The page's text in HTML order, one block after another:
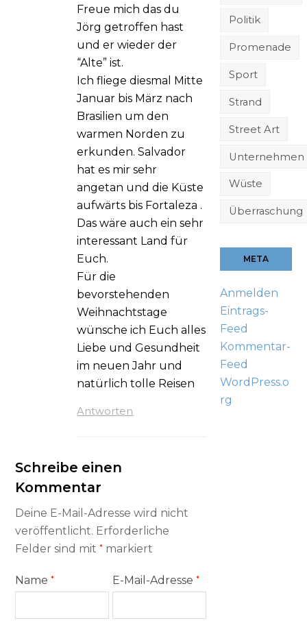
Freue mich das du
Jörg getroffen hast
und er wieder der
“Alte” ist.
Ich fliege diesmal Mitte
Januar bis März nach
Brasilien um den
warmen Norden zu
erkunden. Salvador
hat es mir sehr
angetan und die Küste
aufwärts bis Fortaleza .
Das wäre auch ein sehr
interessant Land für
Euch.
Für die
bevorstehenden
Weihnachtstage
wünsche ich Euch alles
Liebe und Gesundheit
im neuen Jahr und
natürlich tolle Reisen
Antworten
Schreibe einen
Kommentar
Deine E-Mail-Adresse wird nicht
veröffentlicht. Erforderliche
Felder sind mit* markiert
Name* E-Mail-Adresse*
Politik
Promenade
Sport
Strand
Street Art
Unternehmen
Wüste
Überraschung
META
Anmelden
Eintrags-
Feed
Kommentar-
Feed
WordPress.o
rg